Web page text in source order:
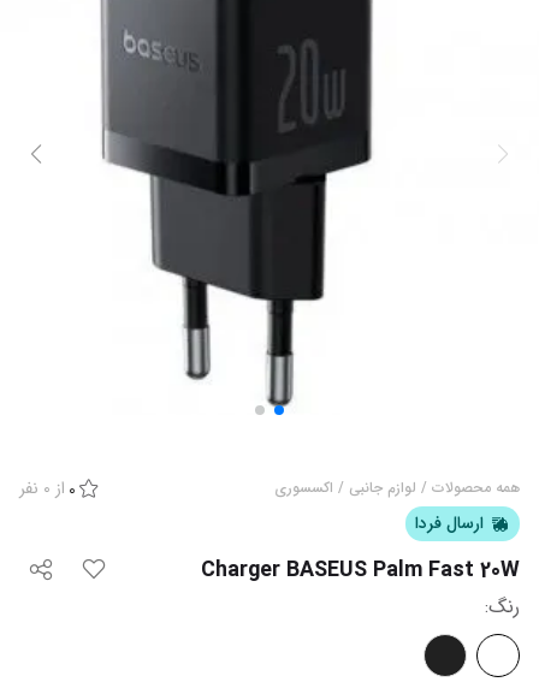
همه محصولات / لوازم جانبی / اکسسوری 0 از 0 نفر
ارسال فردا
Charger BASEUS Palm Fast 20W
رنگ: